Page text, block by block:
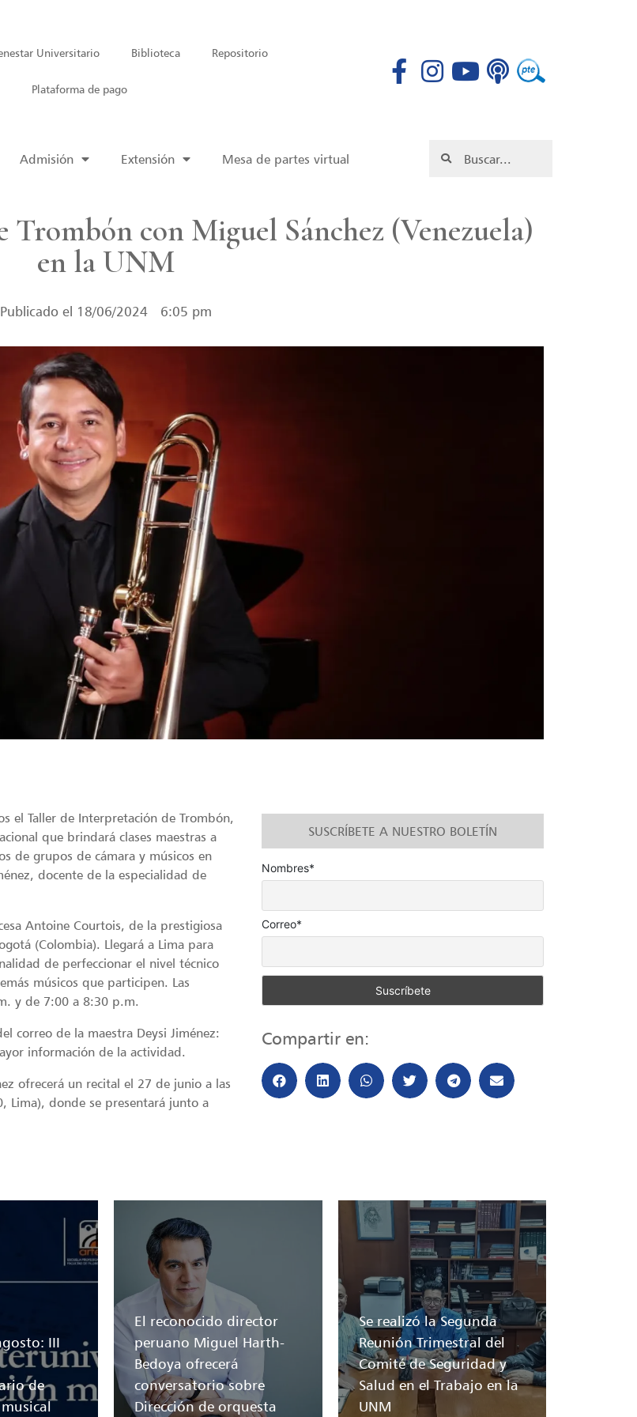
Universitario Biblioteca Repositorio
Plataforma de pago
Admisión Extensión Mesa de partes virtual
con Miguel Sánchez (Venezuela)
en la UNM
Publicado el 18/06/2024 6:05 pm
el Taller de Interpretación de Trombón,
que brindará clases maestras a
de grupos de cámara y músicos en
docente de la especialidad de
Antoine Courtois, de la prestigiosa
(Colombia). Llegará a Lima para
de perfeccionar el nivel técnico
músicos que participen. Las
y de 7:00 a 8:30 p.m.
correo de la maestra Deysi Jiménez:
información de la actividad.
ofrecerá un recital el 27 de junio a las
Lima), donde se presentará junto a
SUSCRÍBETE A NUESTRO BOLETÍN
Nombres*
Correo*
Compartir en:
III
de
El reconocido director
peruano Miguel Harth-
Bedoya ofrecerá
conversatorio sobre
Dirección de orquesta
Se realizó la Segunda
Reunión Trimestral del
Comité de Seguridad y
Salud en el Trabajo en la
UNM